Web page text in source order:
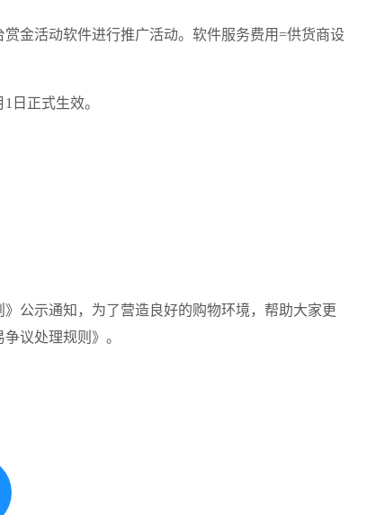
金活动软件进行推广活动。软件服务费用=供货商设
日正式生效。
公示通知，为了营造良好的购物环境，帮助大家更
议处理规则》。